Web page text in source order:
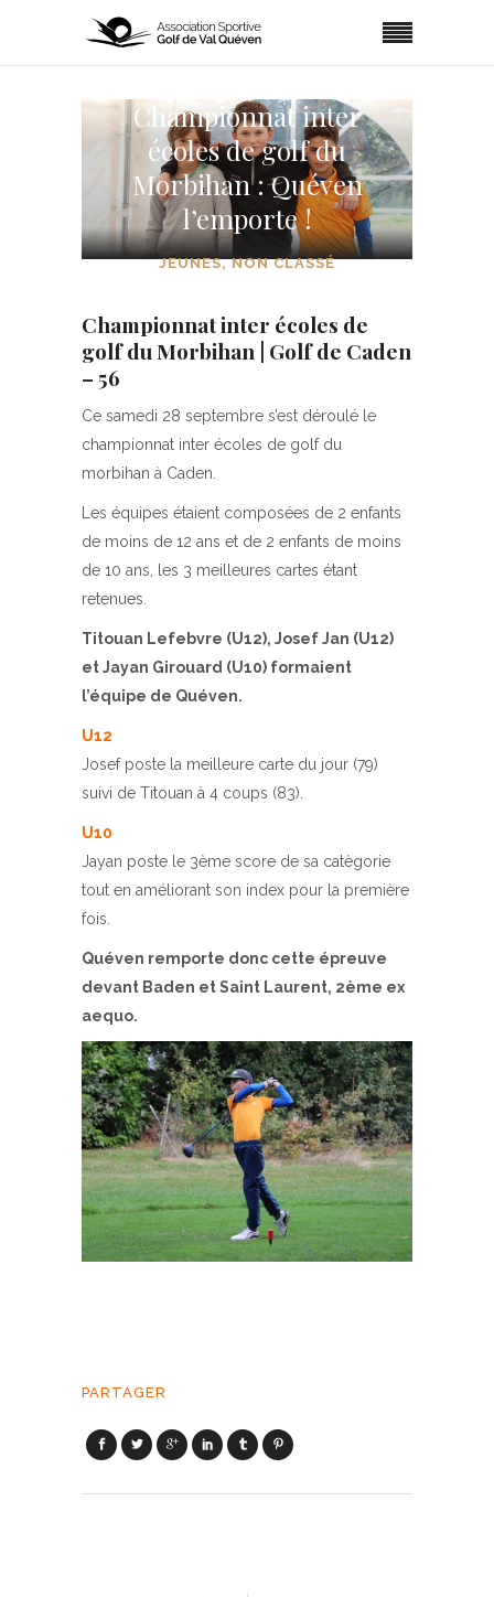
Championnat inter
écoles de golf du
Morbihan : Quéven
l’emporte !
JEUNES,NON CLASSÉ
Championnat inter écoles de
golf du Morbihan | Golf de Caden
– 56
Ce samedi 28 septembre s’est déroulé le
championnat inter écoles de golf du
morbihan à Caden.
Les équipes étaient composées de 2 enfants
de moins de 12 ans et de 2 enfants de moins
de 10 ans, les 3 meilleures cartes étant
retenues.
Titouan Lefebvre (U12), Josef Jan (U12)
et Jayan Girouard (U10) formaient
l’équipe de Quéven.
U12
Josef poste la meilleure carte du jour (79)
suivi de Titouan à 4 coups (83).
U10
Jayan poste le 3ème score de sa catègorie
tout en améliorant son index pour la première
fois.
Quéven remporte donc cette épreuve
devant Baden et Saint Laurent, 2ème ex
aequo.
PARTAGER